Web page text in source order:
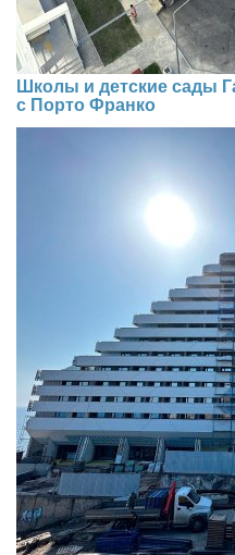
Школы и детские сады
с Порто Франко